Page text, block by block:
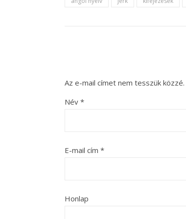
Az e-mail címet nem tesszük közzé.
Név *
E-mail cím *
Honlap